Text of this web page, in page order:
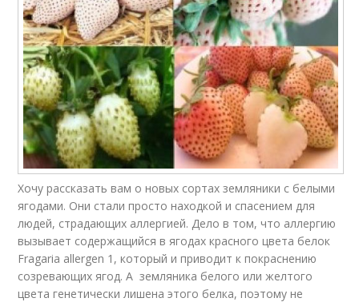
Хочу рассказать вам о новых сортах земляники с белыми
ягодами. Они стали просто находкой и спасением для
людей, страдающих аллергией. Дело в том, что аллергию
вызывает содержащийся в ягодах красного цвета белок
Fragaria allergen 1, который и приводит к покраснению
созревающих ягод. А земляника белого или желтого
цвета генетически лишена этого белка, поэтому не